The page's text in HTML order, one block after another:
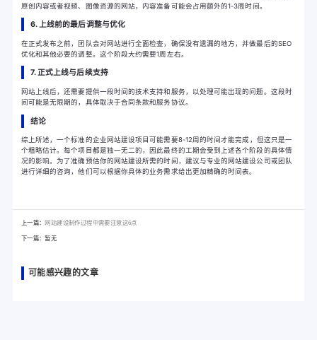
原创内容或者视频、图像资源的网站，内容准备可能会占用额外的1-3周时间。
6. 上线前的最后调整与优化
在正式发布之前，团队会对网站进行全面检查，确保没有遗漏的地方，并做最后的SEO
优化和其他必要的调整。这个阶段大约需要1周左右。
7. 正式上线与后续支持
网站上线后，还需要提供一段时间的技术支持和服务，以处理可能出现的问题。这段时
间可能是无限期的，具体取决于合同条款和服务协议。
结论
综上所述，一个标准的企业网站建设项目可能需要8-12周的时间才能完成，但这只是一
个粗略估计。每个项目都是独一无二的，因此最终的工期会受到上述各个阶段的具体情
况的影响。为了准确预估你的网站建设所需的时间，建议与专业的网站建设公司或团队
进行详细的咨询，他们可以根据你具体的业务需求给出更加精确的时间表。
上一篇： 网站建设制作过程中需要注意这6点
下一篇：暂无
可能感兴趣的文章